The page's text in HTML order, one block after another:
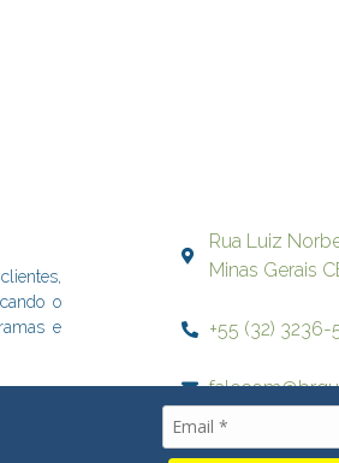
o
e
Rua Luiz
Minas Gerais
+55 (32) 3236-
nossos serviços, personalizar